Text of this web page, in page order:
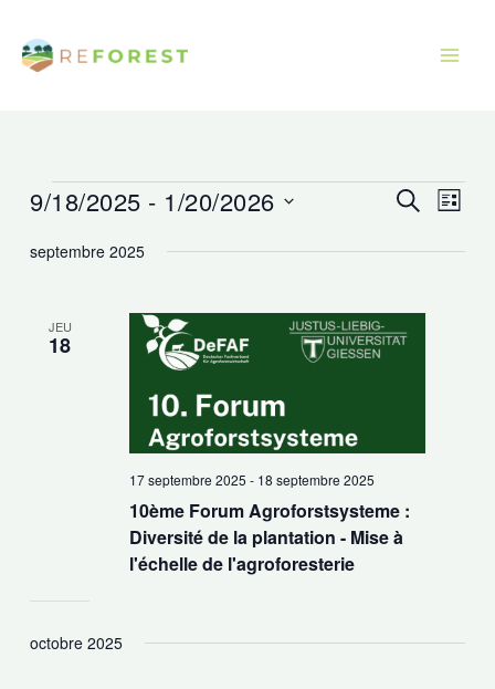
contenu
Évènements
Recherche
navigation
vues
Évènements
Recherche
vues
Liste
9/18/2025 - 1/20/2026
une
septembre 2025
JEU
18
10ème Forum Agroforstsysteme :
Diversité de la plantation - Mise à
l'échelle de l'agroforesterie
17 septembre 2025 - 18 septembre 2025
octobre 2025